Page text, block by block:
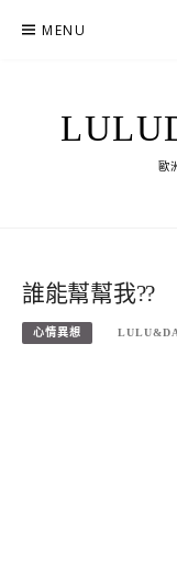
MENU
歐
誰能幫幫我??
心情異想